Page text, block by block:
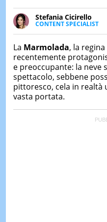
Stefania Cicirello
CONTENT SPECIALIST
Content writer, video
Marketing. Scrive
contenuti per social
Società, Moda e
La Marmolada, la
recentemente
e preoccupante: la neve
spettacolo, sebbene
pittoresco, cela in realtà
vasta portata.